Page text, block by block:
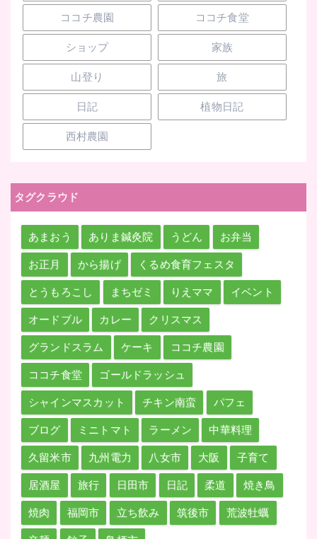
ココチ農園 ココチ食堂
ショップ 家族
山登り 旅
日記 植物日記
西村農園
タグクラウド
あまおう ありま鍼灸院 うどん お弁当
お正月 から揚げ くるめ食育フェスタ
とうもろこし まちゼミ りえママ イベント
オードブル カレー クリスマス
グランドスラム ケーキ ココチ農園
ココチ食堂 ゴールドラッシュ
シャインマスカット チキン南蛮 パフェ
ブログ ミニトマト ラーメン 中華料理
久留米市 九州電力 八女市 大阪 子育て
居酒屋 旅行 日田市 日記 柔道 焼き鳥
焼肉 福岡市 立ち飲み 筑後市 荒波牡蠣